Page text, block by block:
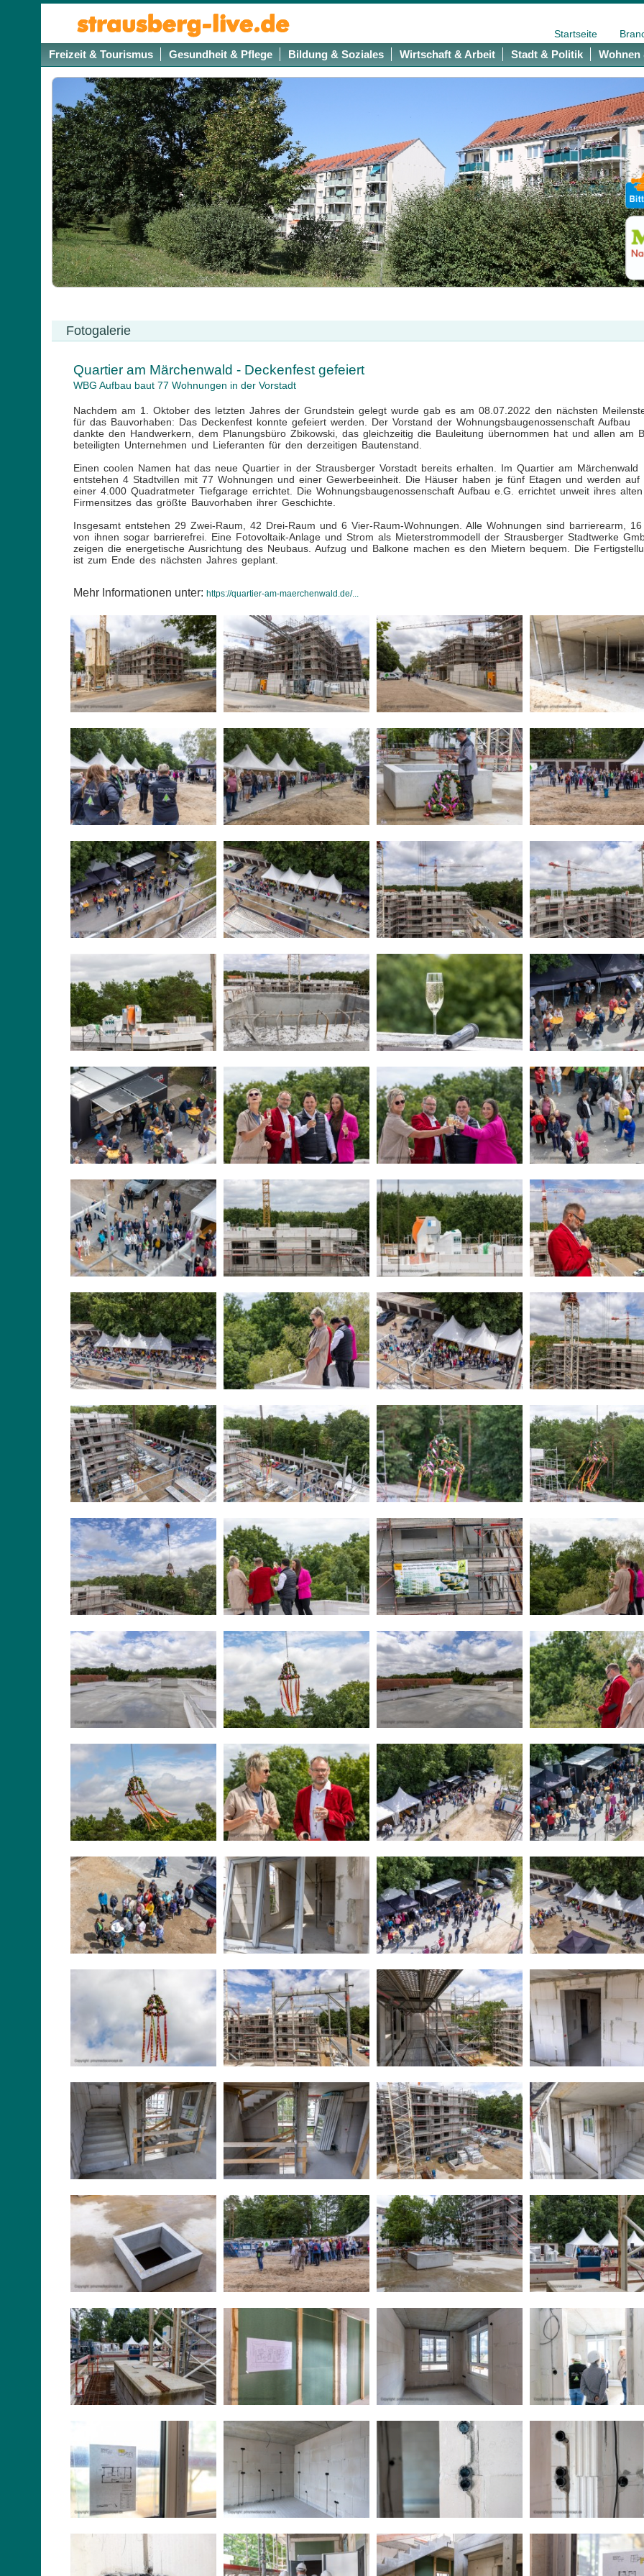
Startseite
Freizeit & Tourismus Gesundheit & Pflege Bildung & Soziales Wirtschaft & Arbeit Stadt & Politik Wohnen
Fotogalerie
Quartier am Märchenwald - Deckenfest gefeiert
WBG Aufbau baut 77 Wohnungen in der Vorstadt
Nachdem am 1. Oktober des letzten Jahres der Grundstein gelegt wurde gab es am 08.07.2022 den nächsten
für das Bauvorhaben: Das Deckenfest konnte gefeiert werden. Der Vorstand der Wohnungsbaugenossenschaft Aufbau
dankte den Handwerkern, dem Planungsbüro Zbikowski, das gleichzeitig die Bauleitung übernommen hat und allen am
beteiligten Unternehmen und Lieferanten für den derzeitigen Bautenstand.
Einen coolen Namen hat das neue Quartier in der Strausberger Vorstadt bereits erhalten. Im Quartier am Märchenwald
entstehen 4 Stadtvillen mit 77 Wohnungen und einer Gewerbeeinheit. Die Häuser haben je fünf Etagen und werden auf
einer 4.000 Quadratmeter Tiefgarage errichtet. Die Wohnungsbaugenossenschaft Aufbau e.G. errichtet unweit ihres alten
Firmensitzes das größte Bauvorhaben ihrer Geschichte.
Insgesamt entstehen 29 Zwei-Raum, 42 Drei-Raum und 6 Vier-Raum-Wohnungen. Alle Wohnungen sind barrierearm, 16
von ihnen sogar barrierefrei. Eine Fotovoltaik-Anlage und Strom als Mieterstrommodell der Strausberger Stadtwerke
zeigen die energetische Ausrichtung des Neubaus. Aufzug und Balkone machen es den Mietern bequem. Die
ist zum Ende des nächsten Jahres geplant.
Mehr Informationen unter: https://quartier-am-maerchenwald.de/...